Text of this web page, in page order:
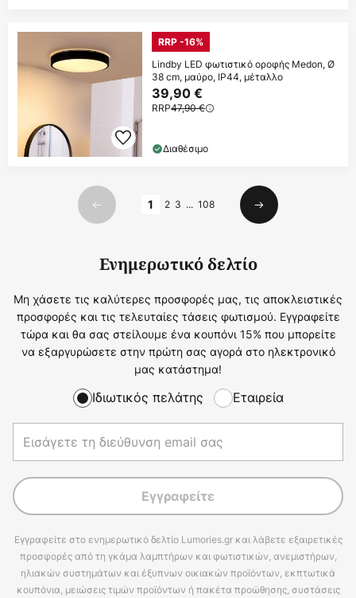
RRP -16%
Lindby LED φωτιστικό οροφής Medon, Ø
38 cm, μαύρο, IP44, μέταλλο
39,90 €
RRP47,90 €
Διαθέσιμο
Προηγούμενο
1 2 3 ... 108
Επόμενο
Ενημερωτικό δελτίο
Μη χάσετε τις καλύτερες προσφορές μας, τις αποκλειστικές
προσφορές και τις τελευταίες τάσεις φωτισμού. Εγγραφείτε
τώρα και θα σας στείλουμε ένα κουπόνι 15% που μπορείτε
να εξαργυρώσετε στην πρώτη σας αγορά στο ηλεκτρονικό
μας κατάστημα!
Ιδιωτικός πελάτης Εταιρεία
Εγγραφείτε
Εγγραφείτε στο ενημερωτικό δελτίο Lumories.gr και λάβετε εξαιρετικές
προσφορές από τη γκάμα λαμπτήρων και φωτιστικών, ανεμιστήρων,
ηλιακών συστημάτων και έξυπνων οικιακών προϊόντων, εκπτωτικά
κουπόνια, μειώσεις τιμών προϊόντων ή πακέτα προώθησης, συστάσεις